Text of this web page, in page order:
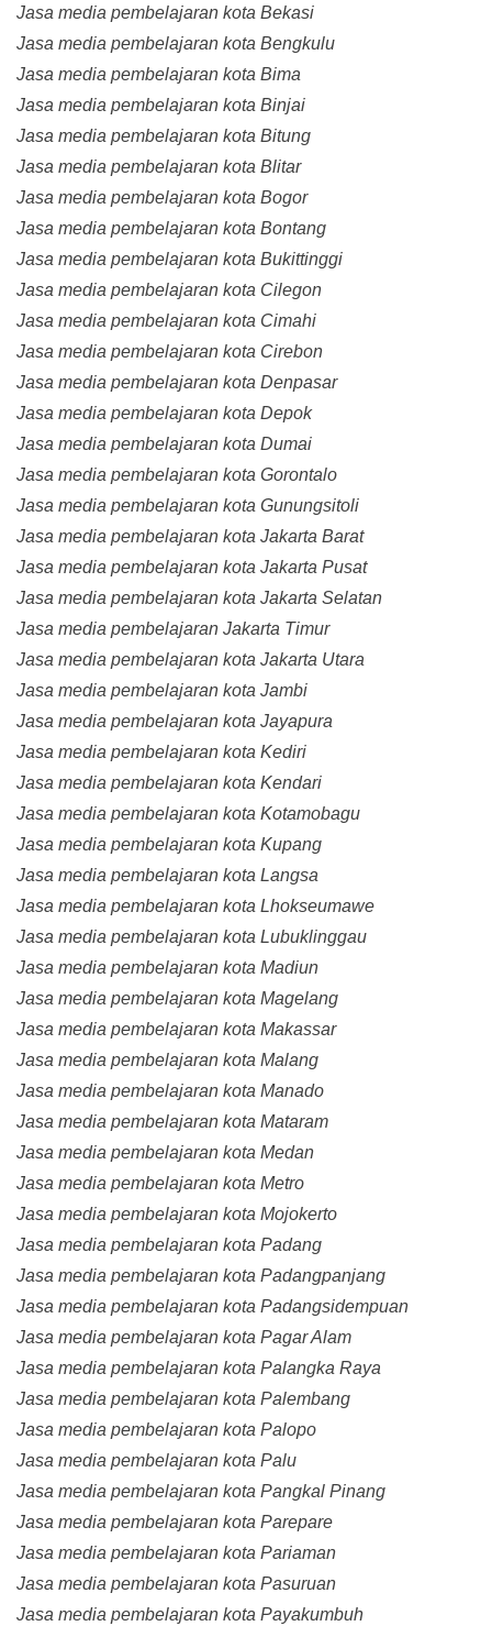
Jasa media pembelajaran kota Bekasi
Jasa media pembelajaran kota Bengkulu
Jasa media pembelajaran kota Bima
Jasa media pembelajaran kota Binjai
Jasa media pembelajaran kota Bitung
Jasa media pembelajaran kota Blitar
Jasa media pembelajaran kota Bogor
Jasa media pembelajaran kota Bontang
Jasa media pembelajaran kota Bukittinggi
Jasa media pembelajaran kota Cilegon
Jasa media pembelajaran kota Cimahi
Jasa media pembelajaran kota Cirebon
Jasa media pembelajaran kota Denpasar
Jasa media pembelajaran kota Depok
Jasa media pembelajaran kota Dumai
Jasa media pembelajaran kota Gorontalo
Jasa media pembelajaran kota Gunungsitoli
Jasa media pembelajaran kota Jakarta Barat
Jasa media pembelajaran kota Jakarta Pusat
Jasa media pembelajaran kota Jakarta Selatan
Jasa media pembelajaran Jakarta Timur
Jasa media pembelajaran kota Jakarta Utara
Jasa media pembelajaran kota Jambi
Jasa media pembelajaran kota Jayapura
Jasa media pembelajaran kota Kediri
Jasa media pembelajaran kota Kendari
Jasa media pembelajaran kota Kotamobagu
Jasa media pembelajaran kota Kupang
Jasa media pembelajaran kota Langsa
Jasa media pembelajaran kota Lhokseumawe
Jasa media pembelajaran kota Lubuklinggau
Jasa media pembelajaran kota Madiun
Jasa media pembelajaran kota Magelang
Jasa media pembelajaran kota Makassar
Jasa media pembelajaran kota Malang
Jasa media pembelajaran kota Manado
Jasa media pembelajaran kota Mataram
Jasa media pembelajaran kota Medan
Jasa media pembelajaran kota Metro
Jasa media pembelajaran kota Mojokerto
Jasa media pembelajaran kota Padang
Jasa media pembelajaran kota Padangpanjang
Jasa media pembelajaran kota Padangsidempuan
Jasa media pembelajaran kota Pagar Alam
Jasa media pembelajaran kota Palangka Raya
Jasa media pembelajaran kota Palembang
Jasa media pembelajaran kota Palopo
Jasa media pembelajaran kota Palu
Jasa media pembelajaran kota Pangkal Pinang
Jasa media pembelajaran kota Parepare
Jasa media pembelajaran kota Pariaman
Jasa media pembelajaran kota Pasuruan
Jasa media pembelajaran kota Payakumbuh